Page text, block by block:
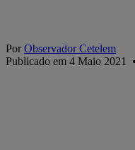
PorObservador Cetelem
Publicado em 4 Maio 2021
•